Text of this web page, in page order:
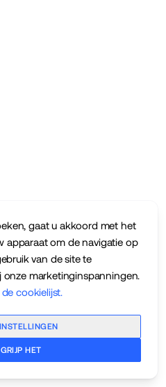
gaat u akkoord met het
apparaat om de navigatie op
van de site te
onze marketinginspanningen.
de cookielijst.
HET